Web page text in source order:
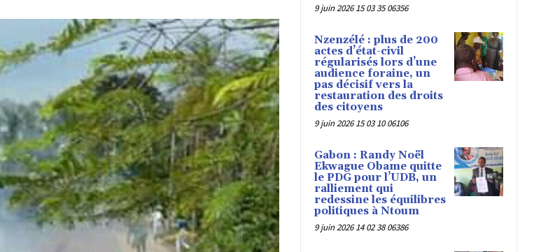
9 juin 2026 15 03 35 06356
Nzenzélé : plus de 200
actes d’état-civil
régularisés lors d’une
audience foraine, un
pas décisif vers la
restauration des droits
des citoyens
9 juin 2026 15 03 10 06106
Gabon : Randy Noël
Ekwague Obame quitte
le PDG pour l’UDB, un
ralliement qui
redessine les équilibres
politiques à Ntoum
9 juin 2026 14 02 38 06386